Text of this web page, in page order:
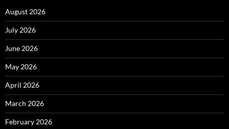
August 2026
July 2026
June 2026
May 2026
April 2026
March 2026
February 2026